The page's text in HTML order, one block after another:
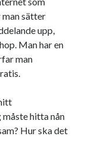
sätter
upp,
Man har en
man
hitta nån
Hur ska det